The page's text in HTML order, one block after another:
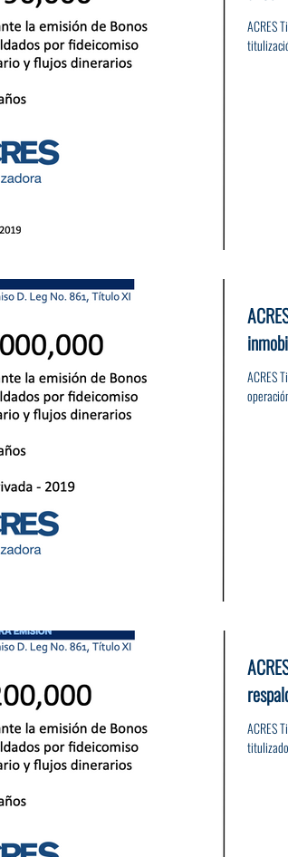
ACRES
ACRES
ACRES